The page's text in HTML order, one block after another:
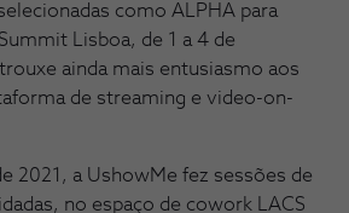
como ALPHA para
Lisboa, de 1 a 4 de
ainda mais entusiasmo aos
de streaming e video-on-
2021, a UshowMe fez sessões de
no espaço de cowork LACS